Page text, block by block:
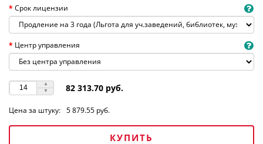
Срок лицензии
Центр управления
82 313.70 руб.
Цена за штуку: 5 879.55 руб.
КУПИТЬ